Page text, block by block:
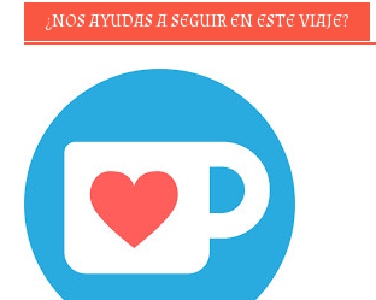
¿NOS AYUDAS A SEGUIR EN ESTE VIAJE?